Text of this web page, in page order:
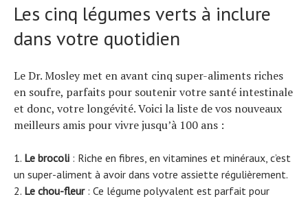
Les cinq légumes verts à inclure
dans votre quotidien
Le Dr. Mosley met en avant cinq super-aliments riches
en soufre, parfaits pour soutenir votre santé intestinale
et donc, votre longévité. Voici la liste de vos nouveaux
meilleurs amis pour vivre jusqu’à 100 ans :
Le brocoli : Riche en fibres, en vitamines et minéraux, c’est
un super-aliment à avoir dans votre assiette régulièrement.
Le chou-fleur: Ce légume polyvalent est parfait pour